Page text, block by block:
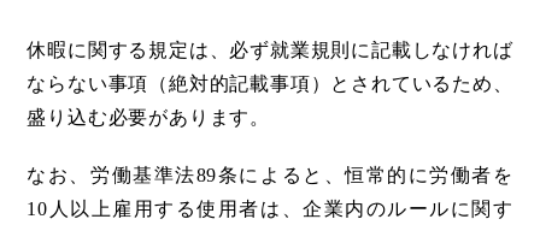
休暇に関する規定は、必ず就業規則に記載しなければ
ならない事項（絶対的記載事項）とされているため、
盛り込む必要があります。
なお、労働基準法89条によると、恒常的に労働者を
10人以上雇用する使用者は、企業内のルールに関す